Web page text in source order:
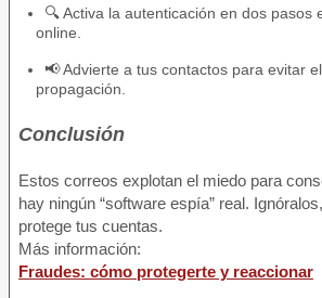
🔍 Activa la autenticación en dos pasos
online.
📢 Advierte a tus contactos para evitar
propagación.
Conclusión
Estos correos explotan el miedo para
hay ningún “software espía” real.
protege tus cuentas.
Más información:
Fraudes: cómo protegerte y reaccionar